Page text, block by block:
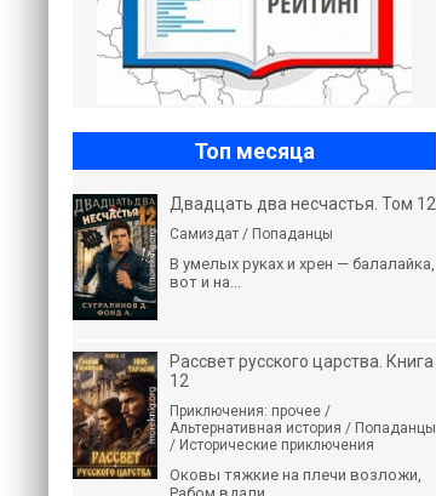
Топ месяца
Двадцать два несчастья. Том 12
Самиздат / Попаданцы
В умелых руках и хрен — балалайка,
вот и на...
Рассвет русского царства. Книга
12
Приключения: прочее /
Альтернативная история / Попаданцы
/ Исторические приключения
Оковы тяжкие на плечи возложи,